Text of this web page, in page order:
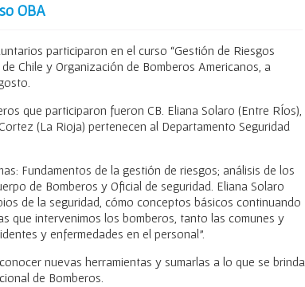
OBA
participaron en el curso “Gestión de Riesgos
Chile y Organización de Bomberos Americanos, a
que participaron fueron CB. Eliana Solaro (Entre RÍos),
(La Rioja) pertenecen al Departamento Seguridad
Fundamentos de la gestión de riesgos; análisis de los
de Bomberos y Oficial de seguridad. Eliana Solaro
de la seguridad, cómo conceptos básicos continuando
que intervenimos los bomberos, tanto las comunes y
y enfermedades en el personal”.
nuevas herramientas y sumarlas a lo que se brinda
de Bomberos.